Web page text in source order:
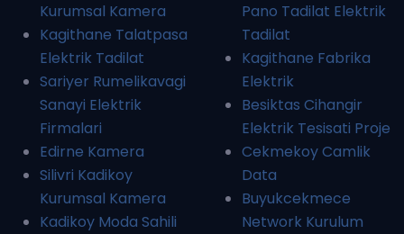
Kurumsal Kamera
Kagithane Talatpasa
Elektrik Tadilat
Sariyer Rumelikavagi
Sanayi Elektrik
Firmalari
Edirne Kamera
Silivri Kadikoy
Kurumsal Kamera
Kadikoy Moda Sahili
Pano Tadilat Elektrik
Tadilat
Kagithane Fabrika
Elektrik
Besiktas Cihangir
Elektrik Tesisati Proje
Cekmekoy Camlik
Data
Buyukcekmece
Network Kurulum